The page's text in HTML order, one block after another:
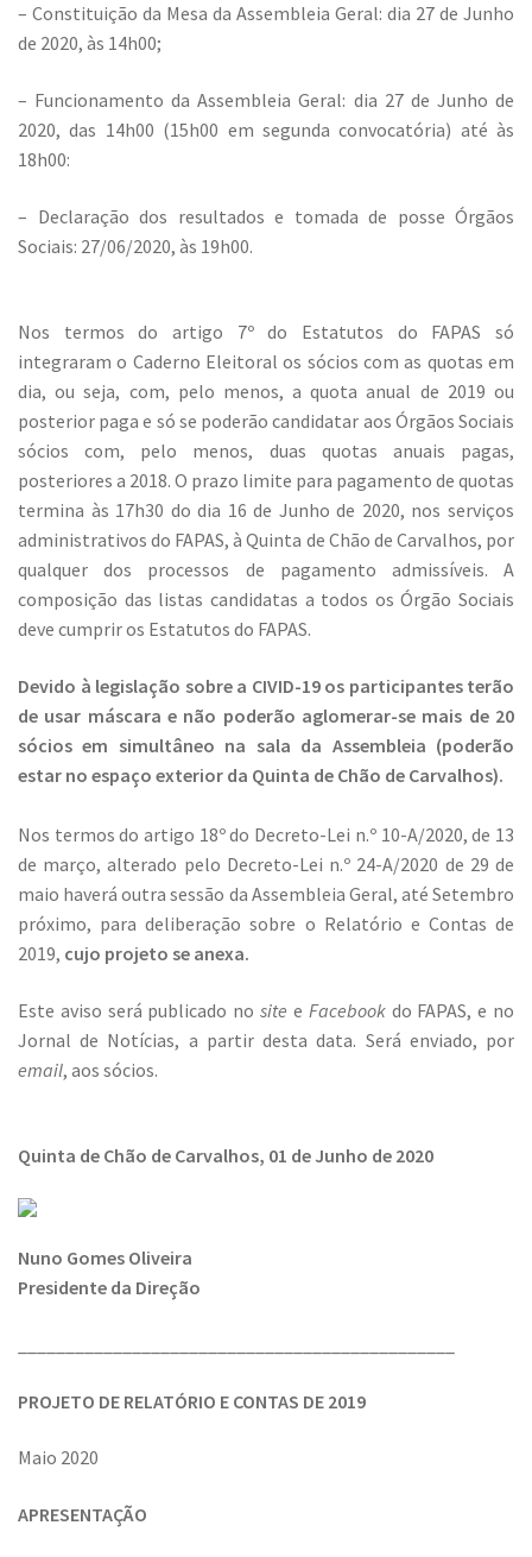
– Constituição da Mesa da Assembleia Geral: dia 27 de Junho
de 2020, às 14h00;
– Funcionamento da Assembleia Geral: dia 27 de Junho de
2020, das 14h00 (15h00 em segunda convocatória) até às
18h00:
– Declaração dos resultados e tomada de posse Órgãos
Sociais: 27/06/2020, às 19h00.
Nos termos do artigo 7º do Estatutos do FAPAS só
integraram o Caderno Eleitoral os sócios com as quotas em
dia, ou seja, com, pelo menos, a quota anual de 2019 ou
posterior paga e só se poderão candidatar aos Órgãos Sociais
sócios com, pelo menos, duas quotas anuais pagas,
posteriores a 2018. O prazo limite para pagamento de quotas
termina às 17h30 do dia 16 de Junho de 2020, nos serviços
administrativos do FAPAS, à Quinta de Chão de Carvalhos, por
qualquer dos processos de pagamento admissíveis. A
composição das listas candidatas a todos os Órgão Sociais
deve cumprir os Estatutos do FAPAS.
Devido à legislação sobre a CIVID-19 os participantes terão
de usar máscara e não poderão aglomerar-se mais de 20
sócios em simultâneo na sala da Assembleia (poderão
estar no espaço exterior da Quinta de Chão de Carvalhos).
Nos termos do artigo 18º do Decreto-Lei n.º 10-A/2020, de 13
de março, alterado pelo Decreto-Lei n.º 24-A/2020 de 29 de
maio haverá outra sessão da Assembleia Geral, até Setembro
próximo, para deliberação sobre o Relatório e Contas de
2019, cujo projeto se anexa.
Este aviso será publicado nosite e Facebookdo FAPAS, e no
Jornal de Notícias, a partir desta data. Será enviado, por
email, aos sócios.
Quinta de Chão de Carvalhos, 01 de Junho de 2020
Nuno Gomes Oliveira
Presidente da Direção
PROJETO DE RELATÓRIO E CONTAS DE 2019
Maio 2020
APRESENTAÇÃO